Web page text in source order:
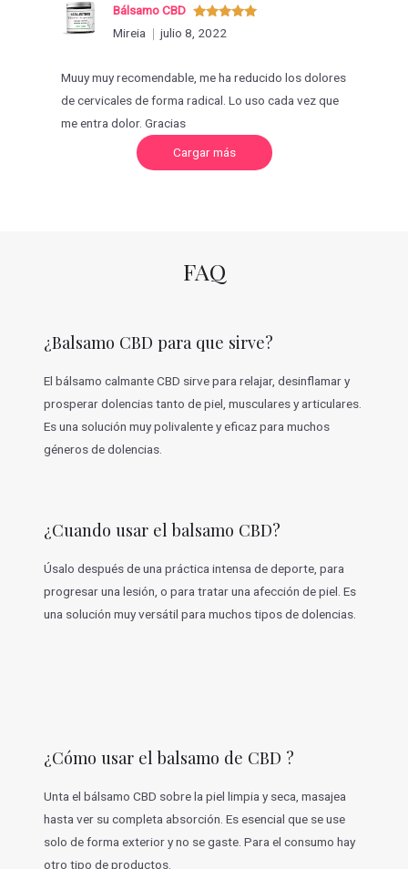
Valorado
con5de 5
Bálsamo CBD
Mireia
julio 8, 2022
Muuy muy recomendable, me ha reducido los dolores
de cervicales de forma radical. Lo uso cada vez que
me entra dolor. Gracias
Cargar másC
r
i
o
e
s
FAQ
¿Balsamo CBD para que sirve?
El bálsamo calmante CBD sirve para relajar, desinflamar y
prosperar dolencias tanto de piel, musculares y articulares.
Es una solución muy polivalente y eficaz para muchos
géneros de dolencias.
¿Cuando usar el balsamo CBD?
Úsalo después de una práctica intensa de deporte, para
progresar una lesión, o para tratar una afección de piel. Es
una solución muy versátil para muchos tipos de dolencias.
¿Cómo usar el balsamo de CBD ?
Unta el bálsamo CBD sobre la piel limpia y seca, masajea
hasta ver su completa absorción. Es esencial que se use
solo de forma exterior y no se gaste. Para el consumo hay
otro tipo de productos.